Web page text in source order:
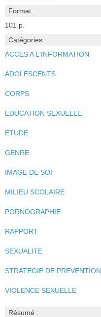
Format :
101 p.
Catégories :
ACCES A L'INFORMATION
ADOLESCENTS
CORPS
EDUCATION SEXUELLE
ETUDE
GENRE
IMAGE DE SOI
MILIEU SCOLAIRE
PORNOGRAPHIE
RAPPORT
SEXUALITE
STRATEGIE DE PREVENTION
VIOLENCE SEXUELLE
Résumé :